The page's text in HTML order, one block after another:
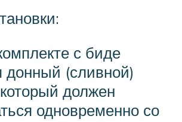
с биде
донный (сливной)
должен
одновременно со